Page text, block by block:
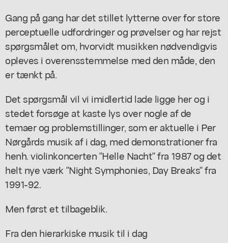
Gang på gang har det stillet lytterne over for store
perceptuelle udfordringer og prøvelser og har rejst
spørgsmålet om, hvorvidt musikken nødvendigvis
opleves i overensstemmelse med den måde, den
er tænkt på.
Det spørgsmål vil vi imidlertid lade ligge her og i
stedet forsøge at kaste lys over nogle af de
temaer og problemstillinger, som er aktuelle i Per
Nørgårds musik af i dag, med demonstrationer fra
henh. violinkoncerten "Helle Nacht" fra 1987 og det
helt nye værk "Night Symphonies, Day Breaks" fra
1991-92.
Men først et tilbageblik.
Fra den hierarkiske musik til i dag